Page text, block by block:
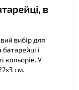
в
вибір для
і
кольорів. У
см.